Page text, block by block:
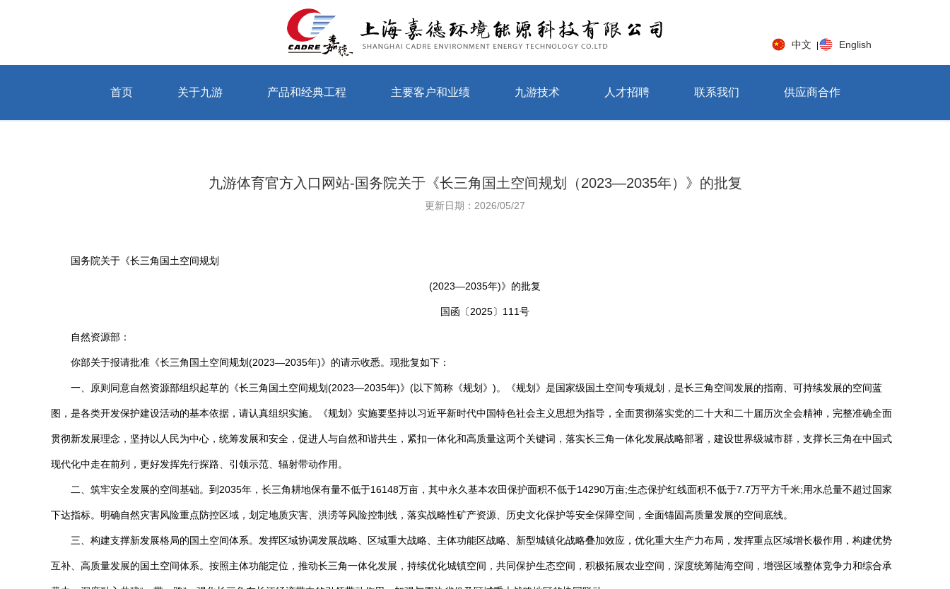
中文 | English
首页 关于九游 产品和经典工程 主要客户和业绩 九游技术 人才招聘 联系我们 供应商合作
当前位置：首页 > 关于九游 > 公司动态
九游体育官方入口网站-国务院关于《长三角国土空间规划（2023—2035年）》的批复
更新日期：2026/05/27
国务院关于《长三角国土空间规划
(2023—2035年)》的批复
国函〔2025〕111号
自然资源部：
你部关于报请批准《长三角国土空间规划(2023—2035年)》的请示收悉。现批复如下：
一、原则同意自然资源部组织起草的《长三角国土空间规划(2023—2035年)》(以下简称《规划》)。《规划》是国家级国土空间专项规划，是长三角空间发展的指南、可持续发展的空间蓝
图，是各类开发保护建设活动的基本依据，请认真组织实施。《规划》实施要坚持以习近平新时代中国特色社会主义思想为指导，全面贯彻落实党的二十大和二十届历次全会精神，完整准确全面
贯彻新发展理念，坚持以人民为中心，统筹发展和安全，促进人与自然和谐共生，紧扣一体化和高质量这两个关键词，落实长三角一体化发展战略部署，建设世界级城市群，支撑长三角在中国式
现代化中走在前列，更好发挥先行探路、引领示范、辐射带动作用。
二、筑牢安全发展的空间基础。到2035年，长三角耕地保有量不低于16148万亩，其中永久基本农田保护面积不低于14290万亩;生态保护红线面积不低于7.7万平方千米;用水总量不超过国家
下达指标。明确自然灾害风险重点防控区域，划定地质灾害、洪涝等风险控制线，落实战略性矿产资源、历史文化保护等安全保障空间，全面锚固高质量发展的空间底线。
三、构建支撑新发展格局的国土空间体系。发挥区域协调发展战略、区域重大战略、主体功能区战略、新型城镇化战略叠加效应，优化重大生产力布局，发挥重点区域增长极作用，构建优势
互补、高质量发展的国土空间体系。按照主体功能定位，推动长三角一体化发展，持续优化城镇空间，共同保护生态空间，积极拓展农业空间，深度统筹陆海空间，增强区域整体竞争力和综合承